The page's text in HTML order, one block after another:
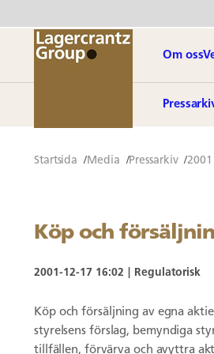
Om oss
Startsida Media Pressarkiv 2001
Köp och
2001-12-17 16:02 Regulatorisk
Köp och försäljning av egna
styrelsens förslag, bemyndiga
tillfällen, förvärva och avyttra